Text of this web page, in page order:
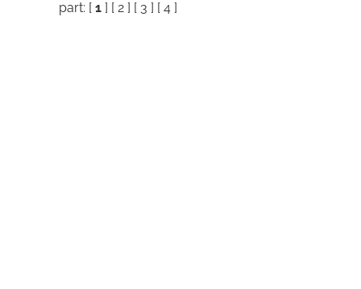
part: [ 1 ] [ 2 ] [ 3 ] [ 4 ]